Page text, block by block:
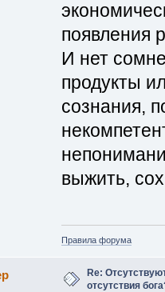
появления
И нет
продукты
сознания,
выжить,
Правила форума
Re:
отсутствия